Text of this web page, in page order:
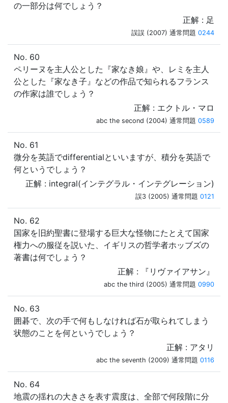
の一部分は何でしょう？
正解 : 足
誤誤 (2007) 通常問題 0244
No. 60
ペリーヌを主人公とした『家なき娘』や、レミを主人
公とした『家なき子』などの作品で知られるフランス
の作家は誰でしょう？
正解 : エクトル・マロ
abc the second (2004) 通常問題 0589
No. 61
微分を英語でdifferentialといいますが、積分を英語で
何というでしょう？
正解 : integral(インテグラル・インテグレーション)
誤3 (2005) 通常問題 0121
No. 62
国家を旧約聖書に登場する巨大な怪物にたとえて国家
権力への服従を説いた、イギリスの哲学者ホッブズの
著書は何でしょう？
正解 : 『リヴァイアサン』
abc the third (2005) 通常問題 0990
No. 63
囲碁で、次の手で何もしなければ石が取られてしまう
状態のことを何というでしょう？
正解 : アタリ
abc the seventh (2009) 通常問題 0116
No. 64
地震の揺れの大きさを表す震度は、全部で何段階に分